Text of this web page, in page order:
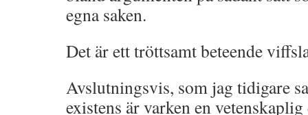
egna saken.
Det är ett tröttsamt beteende
Avslutningsvis, som jag tidigare
existens är varken en